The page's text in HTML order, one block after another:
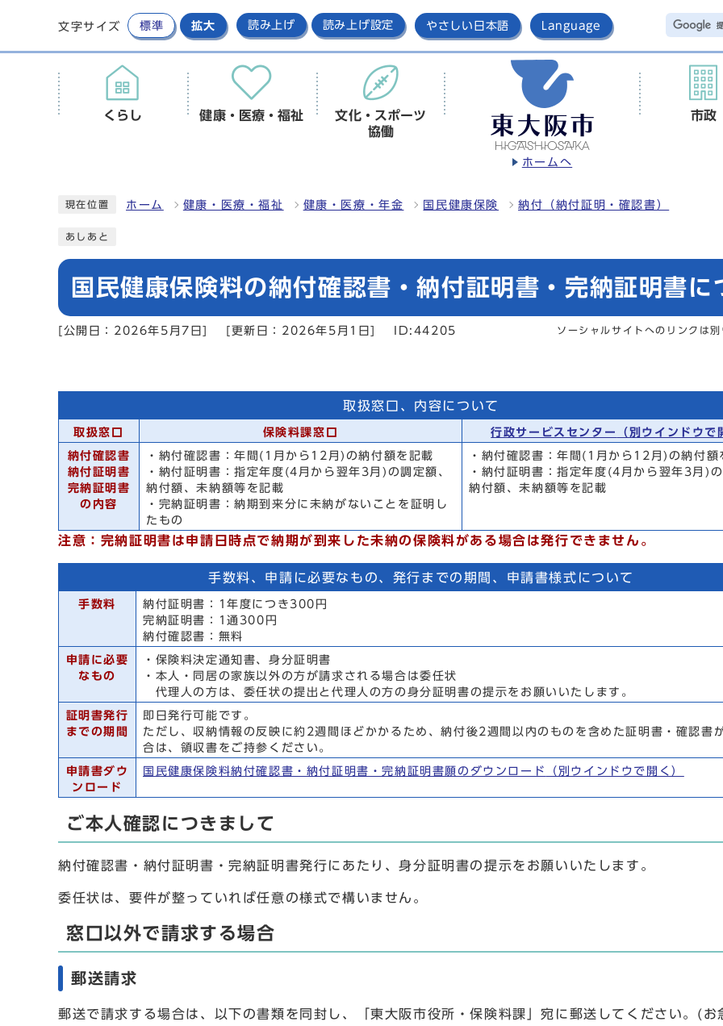
文字サイズ 標準 拡大 読み上げ 読み上げ設定 やさしい日本語 Language
ホームへ
くらし 健康・医療・福祉
文化・スポーツ
協働
市政
現在位置 ホーム 健康・医療・福祉 健康・医療・年金 国民健康保険 納付（納付証明・確認書）
あしあと
国民健康保険料の納付確認書・納付証明書・完納証明書に
[公開日：2026年5月7日] [更新日：2026年5月1日] ID:44205 ソーシャルサイトへのリンクは
取扱窓口、内容について
取扱窓口 保険料課窓口 行政サービスセンター （別ウインドウで
納付確認書
納付証明書
完納証明書
の内容
・納付確認書：年間(1月から12月)の納付額を記載
・納付証明書：指定年度(4月から翌年3月)の調定額、
納付額、未納額等を記載
・完納証明書：納期到来分に未納がないことを証明し
たもの
・納付確認書：年間(1月から12月)の納付額
・納付証明書：指定年度(4月から翌年3月)
納付額、未納額等を記載
注意：完納証明書は申請日時点で納期が到来した未納の保険料がある場合は発行できません。
手数料、申請に必要なもの、発行までの期間、申請書様式について
手数料
納付証明書：1年度につき300円
完納証明書：1通300円
納付確認書：無料
申請に必要
なもの
・保険料決定通知書、身分証明書
・本人・同居の家族以外の方が請求される場合は委任状
代理人の方は、委任状の提出と代理人の方の身分証明書の提示をお願いいたします。
証明書発行
までの期間
即日発行可能です。
ただし、収納情報の反映に約2週間ほどかかるため、納付後2週間以内のものを含めた証明書・確認書
合は、領収書をご持参ください。
申請書ダウ
ンロード
国民健康保険料納付確認書・納付証明書・完納証明書願のダウンロード （別ウインドウで開く）
ご本人確認につきまして
納付確認書・納付証明書・完納証明書発行にあたり、身分証明書の提示をお願いいたします。
委任状は、要件が整っていれば任意の様式で構いません。
窓口以外で請求する場合
郵送請求
郵送で請求する場合は、以下の書類を同封し、「東大阪市役所・保険料課」宛に郵送してください。(